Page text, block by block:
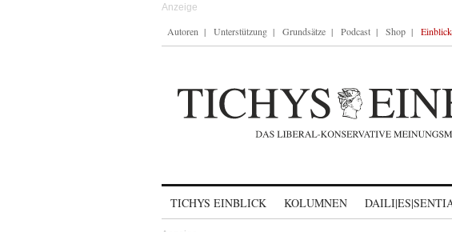
Autoren Unterstützung Grundsätze Podcast Shop
TICHYS EINBLICK KOLUMNEN